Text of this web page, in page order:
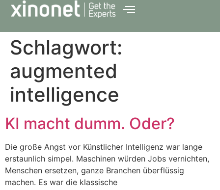
Schlagwort:
augmented
intelligence
KI macht dumm. Oder?
Die große Angst vor Künstlicher Intelligenz war lange
erstaunlich simpel. Maschinen würden Jobs vernichten,
Menschen ersetzen, ganze Branchen überflüssig
machen. Es war die klassische